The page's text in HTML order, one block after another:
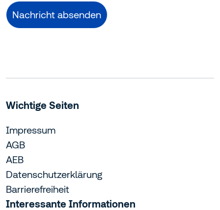
Nachricht absenden
Wichtige Seiten
Impressum
AGB
AEB
Datenschutzerklärung
Barrierefreiheit
Interessante Informationen